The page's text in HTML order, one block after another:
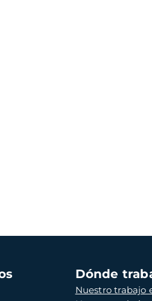
Dónde
Nuestro trabajo